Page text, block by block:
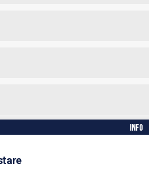
info